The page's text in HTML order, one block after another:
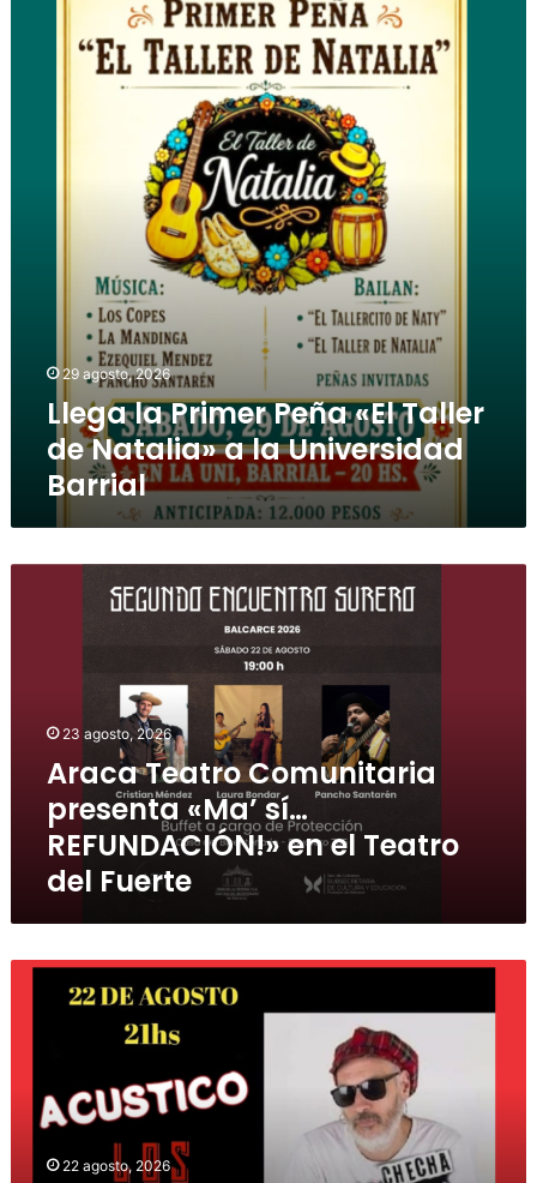
29 agosto, 2026
Llega la Primer Peña «El Taller
de Natalia» a la Universidad
Barrial
23 agosto, 2026
Araca Teatro Comunitaria
presenta «Ma’ sí…
REFUNDACIÓN!» en el Teatro
del Fuerte
22 agosto, 2026